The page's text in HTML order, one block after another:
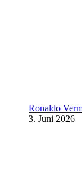
Ronaldo
3. Juni 2026